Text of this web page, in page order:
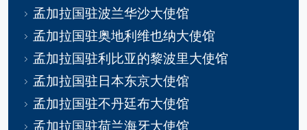
孟加拉国驻波兰华沙大使馆
孟加拉国驻奥地利维也纳大使馆
孟加拉国驻利比亚的黎波里大使馆
孟加拉国驻日本东京大使馆
孟加拉国驻不丹廷布大使馆
孟加拉国驻荷兰海牙大使馆